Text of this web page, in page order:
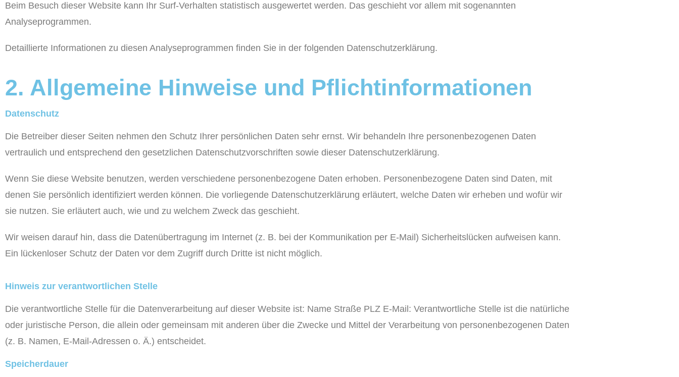
Beim Besuch dieser Website kann Ihr Surf-Verhalten statistisch ausgewertet werden. Das geschieht vor allem mit sogenannten
Analyseprogrammen.
Detaillierte Informationen zu diesen Analyseprogrammen finden Sie in der folgenden Datenschutzerklärung.
2. Allgemeine Hinweise und Pflicht­informationen
Datenschutz
Die Betreiber dieser Seiten nehmen den Schutz Ihrer persönlichen Daten sehr ernst. Wir behandeln Ihre personenbezogenen Daten
vertraulich und entsprechend den gesetzlichen Datenschutzvorschriften sowie dieser Datenschutzerklärung.
Wenn Sie diese Website benutzen, werden verschiedene personenbezogene Daten erhoben. Personenbezogene Daten sind Daten, mit
denen Sie persönlich identifiziert werden können. Die vorliegende Datenschutzerklärung erläutert, welche Daten wir erheben und wofür wir
sie nutzen. Sie erläutert auch, wie und zu welchem Zweck das geschieht.
Wir weisen darauf hin, dass die Datenübertragung im Internet (z. B. bei der Kommunikation per E-Mail) Sicherheitslücken aufweisen kann.
Ein lückenloser Schutz der Daten vor dem Zugriff durch Dritte ist nicht möglich.
Hinweis zur verantwortlichen Stelle
Die verantwortliche Stelle für die Datenverarbeitung auf dieser Website ist: Name Straße PLZ E-Mail: Verantwortliche Stelle ist die natürliche
oder juristische Person, die allein oder gemeinsam mit anderen über die Zwecke und Mittel der Verarbeitung von personenbezogenen Daten
(z. B. Namen, E-Mail-Adressen o. Ä.) entscheidet.
Speicherdauer